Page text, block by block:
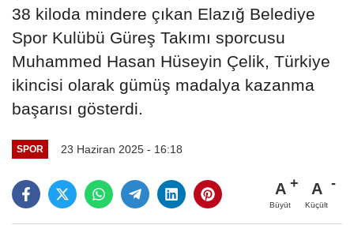
38 kiloda mindere çıkan Elazığ Belediye
Spor Kulübü Güreş Takımı sporcusu
Muhammed Hasan Hüseyin Çelik, Türkiye
ikincisi olarak gümüş madalya kazanma
başarısı gösterdi.
SPOR 23 Haziran 2025 - 16:18
A
Büyüt
A
Küçült